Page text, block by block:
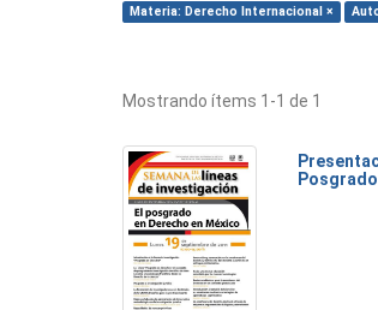
Materia: Derecho Internacional ×
Mostrando ítems 1-1 de 1